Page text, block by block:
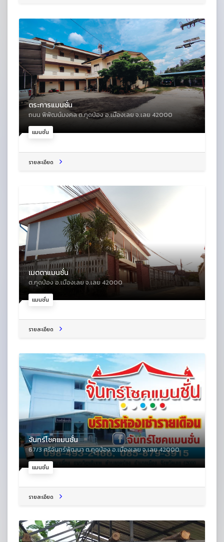
แมนชั่น
ตระการแมนชั่น
ถนน พิพัฒน์มงคล ต.กุดป่อง อ.เมืองเลย จ.เลย 42000
รายละเอียด
แมนชั่น
เมตตาแมนชั่น
ต.กุดป่อง อ.เมืองเลย จ.เลย 42000
รายละเอียด
แมนชั่น
จันทร์โชคแมนชั่น
67/3 ศรีจันทร์พัฒนา ต.กุดป่อง อ.เมืองเลย จ.เลย 42000
รายละเอียด